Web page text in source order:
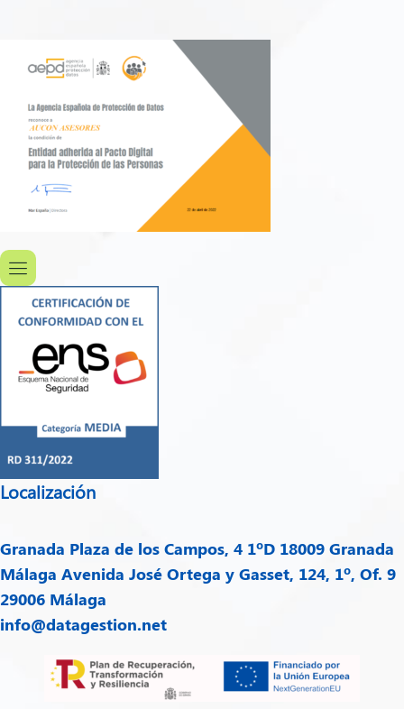
Localización
Granada Plaza de los Campos, 4 1ºD 18009 Granada
Málaga Avenida José Ortega y Gasset, 124, 1º, Of. 9
29006 Málaga
info@datagestion.net